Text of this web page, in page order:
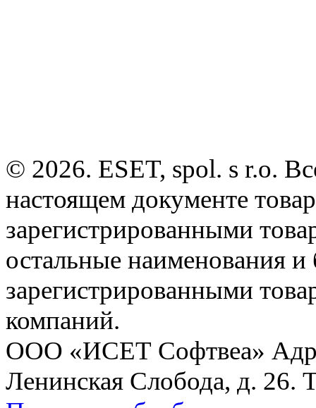
© 2026. ESET, spol. s r.o.
настоящем документе
зарегистрированными
остальные наименования
зарегистрированными
компаний.
ООО «ИСЕТ Софтвеа»
Ленинская Слобода, д. 26.